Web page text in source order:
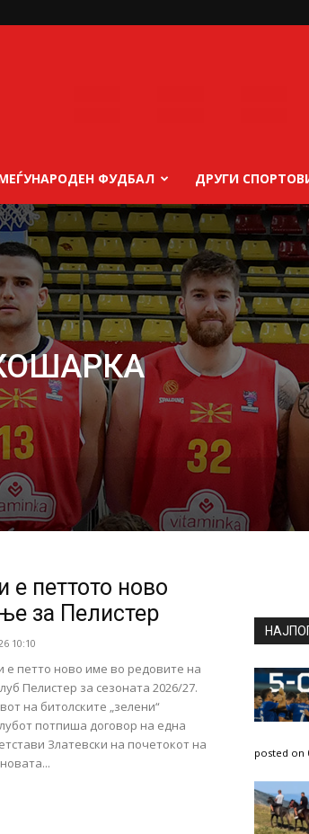
ФУДБАЛ ДРУГИ
е петтото ново
за Пелистер
10:10
е петто ново име во редовите на
Пелистер за сезоната 2026/27.
на битолските „зелени“
потпиша договор на една
Златевски на почетокот на
posted on